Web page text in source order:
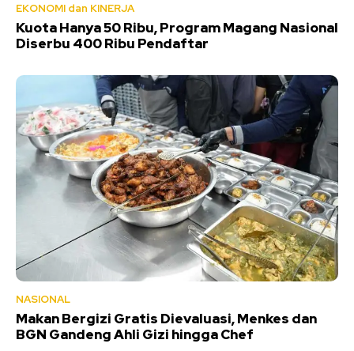
EKONOMI dan KINERJA
Kuota Hanya 50 Ribu, Program Magang Nasional
Diserbu 400 Ribu Pendaftar
NASIONAL
Makan Bergizi Gratis Dievaluasi, Menkes dan
BGN Gandeng Ahli Gizi hingga Chef